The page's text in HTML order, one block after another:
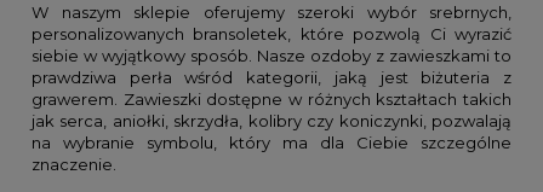
W naszym sklepie oferujemy szeroki wybór srebrnych,
personalizowanych bransoletek, które pozwolą Ci wyrazić
siebie w wyjątkowy sposób. Nasze ozdoby z zawieszkami to
prawdziwa perła wśród kategorii, jaką jest biżuteria z
grawerem. Zawieszki dostępne w różnych kształtach takich
jak serca, aniołki, skrzydła, kolibry czy koniczynki, pozwalają
na wybranie symbolu, który ma dla Ciebie szczególne
znaczenie.